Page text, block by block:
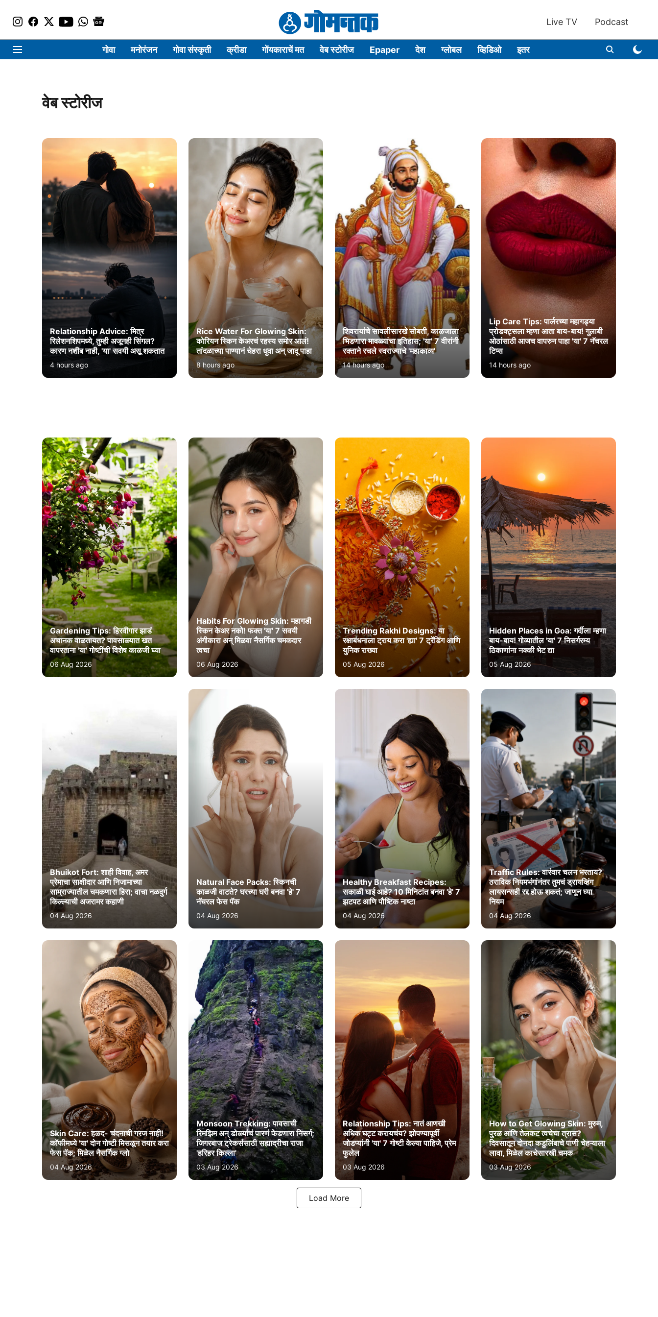
Live TV Podcast
गोवा मनोरंजन गोवा संस्कृती क्रीडा गोंयकाराचें मत वेब स्टोरीज Epaper देश ग्लोबल व्हिडिओ इतर
वेब स्टोरीज
Relationship Advice: मित्र
रिलेशनशिपमध्ये, तुम्ही अजूनही सिंगल?
कारण नशीब नाही, 'या' सवयी असू शकतात
4 hours ago
Rice Water For Glowing Skin:
कोरियन स्किन केअरचं रहस्य समोर आलं!
तांदळाच्या पाण्यानं चेहरा धुवा अन् जादू पाहा
8 hours ago
शिवरायांचे सावलीसारखे सोबती, काळजाला
भिडणारा मावळ्यांचा इतिहास; 'या' 7 वीरांनी
रक्ताने रचले स्वराज्याचे 'महाकाव्य'
14 hours ago
Lip Care Tips: पार्लरच्या महागड्या
प्रोडक्ट्सला म्हणा आता बाय-बाय! गुलाबी
ओठांसाठी आजच वापरुन पाहा 'या' 7 नॅचरल
टिप्स
14 hours ago
Gardening Tips: हिरवीगार झाडं
अचानक वाळतायत? पावसाळ्यात खत
वापरताना 'या' गोष्टींची विशेष काळजी घ्या
06 Aug 2026
Habits For Glowing Skin: महागडी
स्किन केअर नको! फक्त 'या' 7 सवयी
अंगीकारा अन् मिळवा नैसर्गिक चमकदार
त्वचा
06 Aug 2026
Trending Rakhi Designs: या
रक्षाबंधनाला ट्राय करा 'ह्या' 7 ट्रेंडिंग आणि
युनिक राख्या
05 Aug 2026
Hidden Places in Goa: गर्दीला म्हणा
बाय-बाय! गोव्यातील 'या' 7 निसर्गरम्य
ठिकाणांना नक्की भेट द्या
05 Aug 2026
Bhuikot Fort: शाही विवाह, अमर
प्रेमाचा साक्षीदार आणि निजामाच्या
साम्राज्यातील चमकणारा हिरा; वाचा नळदुर्ग
किल्ल्याची अजरामर कहाणी
04 Aug 2026
Natural Face Packs: स्किनची
काळजी वाटते? घरच्या घरी बनवा 'हे' 7
नॅचरल फेस पॅक
04 Aug 2026
Healthy Breakfast Recipes:
सकाळी घाई आहे? 10 मिनिटांत बनवा 'हे' 7
झटपट आणि पौष्टिक नाष्टा
04 Aug 2026
Traffic Rules: वारंवार चलन भरताय?
ठराविक नियमभंगांनंतर तुमचं ड्रायव्हिंग
लायसन्सही रद्द होऊ शकतं; जाणून घ्या
नियम
04 Aug 2026
Skin Care: हळद- चंदनाची गरज नाही!
कॉफीमध्ये 'या' दोन गोष्टी मिसळून तयार करा
फेस पॅक; मिळेल नैसर्गिक ग्लो
04 Aug 2026
Monsoon Trekking: पावसाची
रिमझिम अन् डोळ्यांचं पारणं फेडणारा निसर्ग;
जिगरबाज ट्रेकर्ससाठी सह्याद्रीचा राजा
'हरिहर किल्ला'
03 Aug 2026
Relationship Tips: नातं आणखी
अधिक घट्ट करायचंय? झोपण्यापूर्वी
जोडप्यांनी 'या' 7 गोष्टी केल्या पाहिजे, प्रेम
फुलेल
03 Aug 2026
How to Get Glowing Skin: मुरुम,
पुरळ आणि तेलकट त्वचेचा त्रास?
दिवसातून दोनदा कडुलिंबाचे पाणी चेहऱ्याला
लावा, मिळेल काचेसारखी चमक
03 Aug 2026
Load More